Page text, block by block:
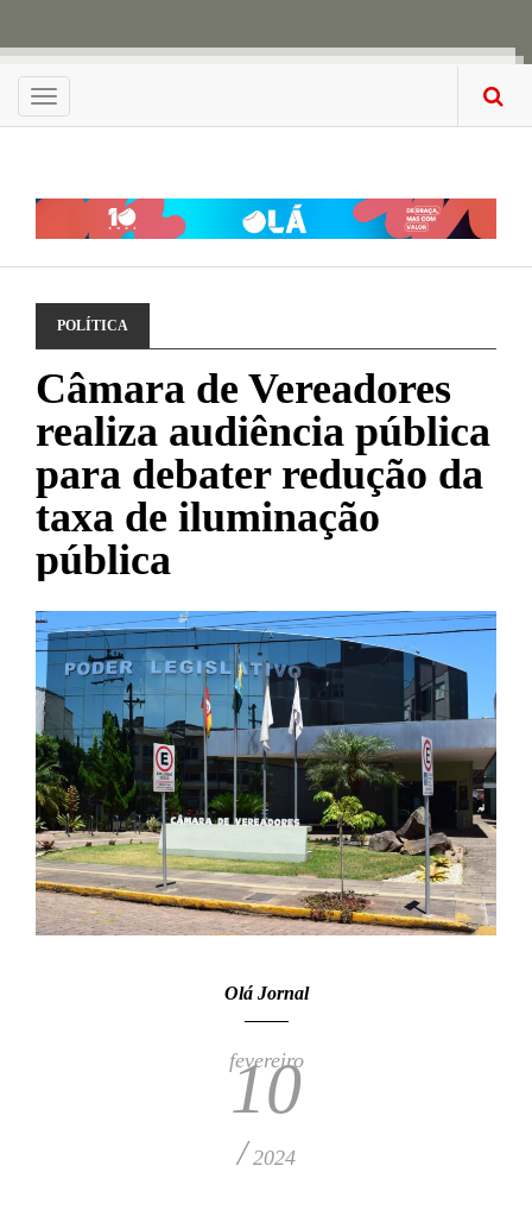
Menu
POLÍTICA
Câmara de Vereadores
realiza audiência pública
para debater redução da
taxa de iluminação
pública
Olá Jornal
fevereiro
10
/2024